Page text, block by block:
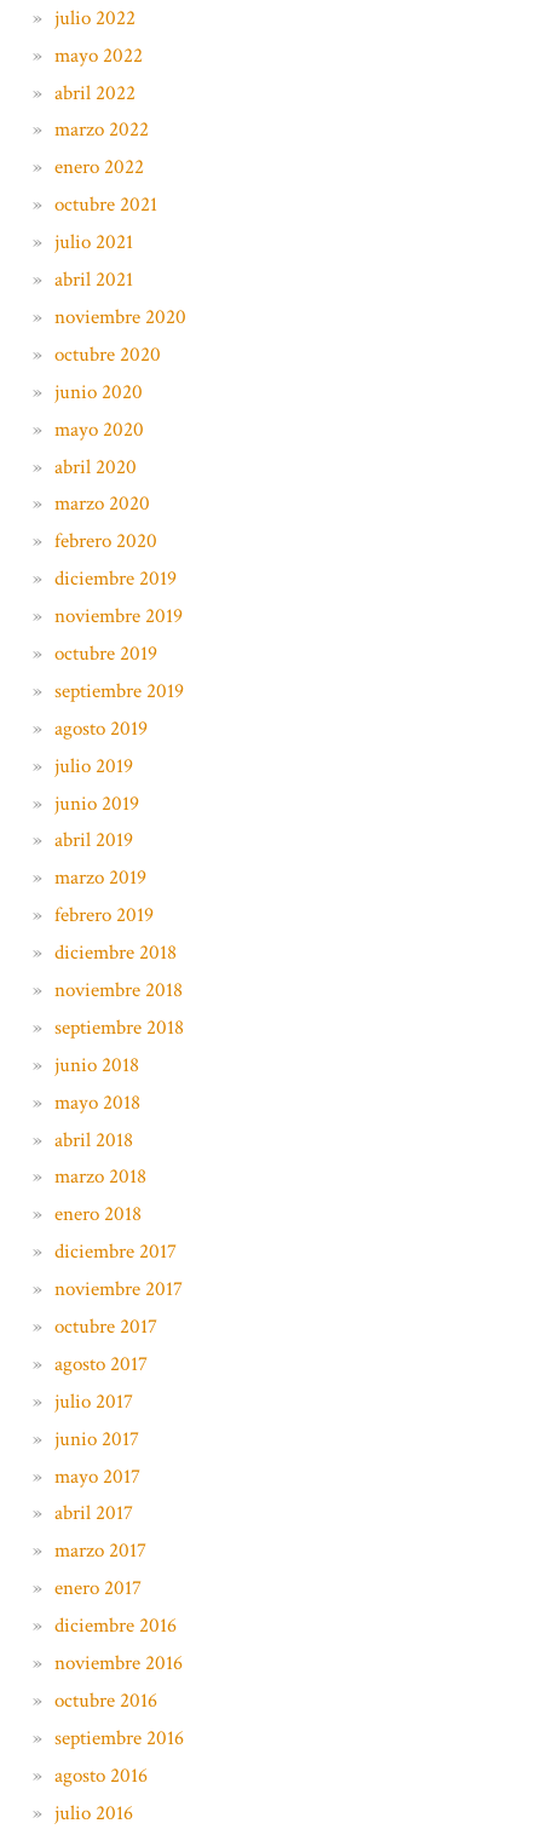
julio 2022
mayo 2022
abril 2022
marzo 2022
enero 2022
octubre 2021
julio 2021
abril 2021
noviembre 2020
octubre 2020
junio 2020
mayo 2020
abril 2020
marzo 2020
febrero 2020
diciembre 2019
noviembre 2019
octubre 2019
septiembre 2019
agosto 2019
julio 2019
junio 2019
abril 2019
marzo 2019
febrero 2019
diciembre 2018
noviembre 2018
septiembre 2018
junio 2018
mayo 2018
abril 2018
marzo 2018
enero 2018
diciembre 2017
noviembre 2017
octubre 2017
agosto 2017
julio 2017
junio 2017
mayo 2017
abril 2017
marzo 2017
enero 2017
diciembre 2016
noviembre 2016
octubre 2016
septiembre 2016
agosto 2016
julio 2016